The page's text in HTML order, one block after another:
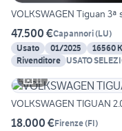
VOLKSWAGEN Tiguan 3ª
47.500 €Capannori(LU)
Usato
01/2025 16560
Rivenditore USATO
11
VOLKSWAGEN TIGUAN
18.000 €Firenze(FI)